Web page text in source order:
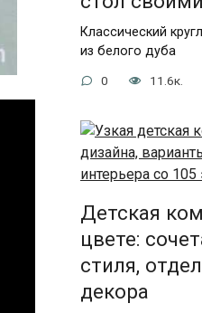
Классический
из белого дуба
0 11.6к.
Детская
цвете:
стиля,
декора